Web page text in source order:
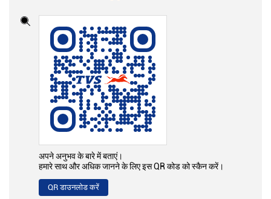
अपने अनुभव के बारे में बताएं।
हमारे साथ और अधिक जानने के लिए इस QR कोड को स्कैन करें।
QR डाउनलोड करें